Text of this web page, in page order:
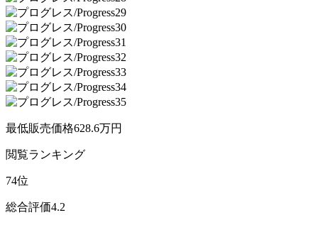
最低販売価格628.6万円
閲覧ランキング
74位
総合評価4.2